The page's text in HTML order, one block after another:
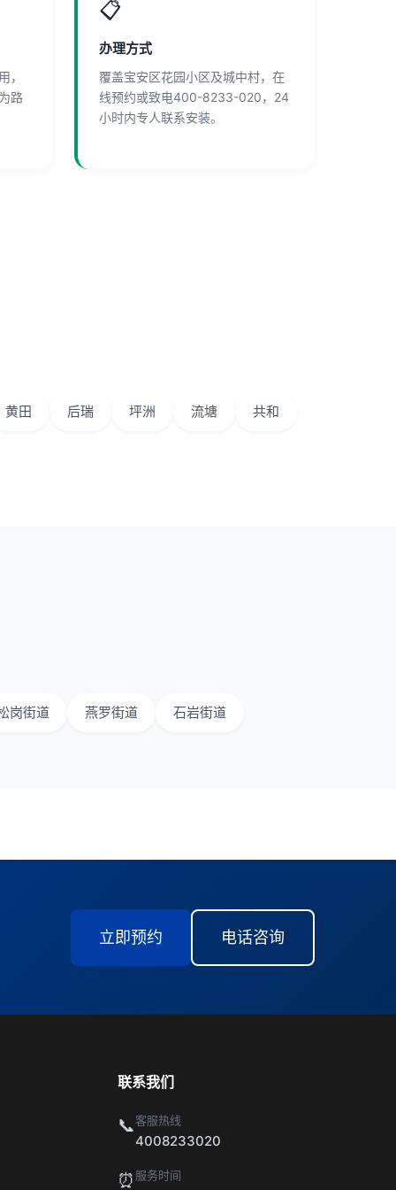
，
路
📋
办理方式
覆盖宝安区花园小区及城中村，在
线预约或致电400-8233-020，24
小时内专人联系安装。
黄田 后瑞 坪洲 流塘 共和
岗街道 燕罗街道 石岩街道
立即预约 电话咨询
联系我们
📞客服热线
4008233020
⏰ 服务时间